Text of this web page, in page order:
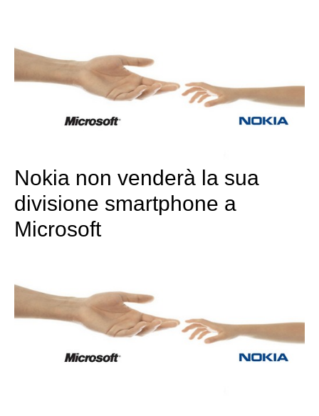
Nokia non venderà la sua
divisione smartphone a
Microsoft